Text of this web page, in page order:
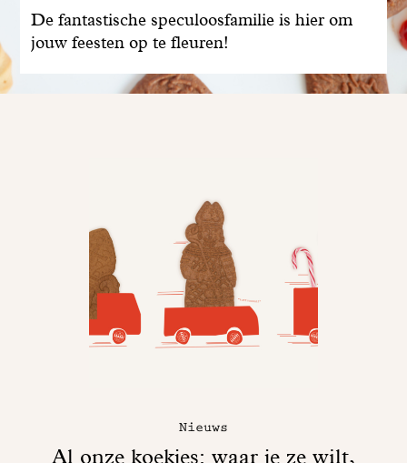
De fantastische speculoosfamilie is hier om
jouw feesten op te fleuren!
Nieuws
Al onze koekjes: waar je ze wilt,